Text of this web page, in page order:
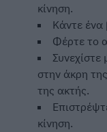
κίνηση.
Κάντε ένα
Φέρτε το
Συνεχίστε
στην άκρη
της ακτής.
κίνηση.